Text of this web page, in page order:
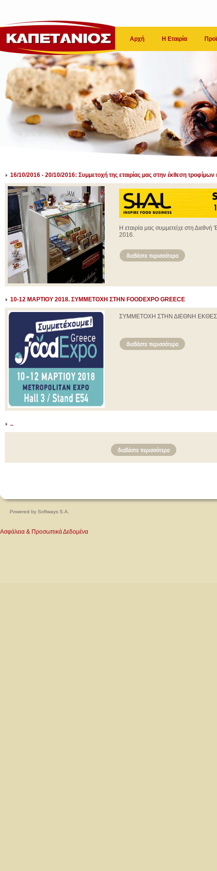
Αρχή Η Εταιρία
16/10/2016 - 20/10/2016: Συμμετοχή της εταιρίας μας στην έκθεση
Η εταιρία μας συμμετείχε στη
2016.
10-12 ΜΑΡΤΙΟΥ 2018. ΣΥΜΜΕΤΟΧΗ ΣΤΗΝ FOODEXPO GREECE
ΣΥΜΜΕΤΟΧΗ ΣΤΗΝ ΔΙΕΘΝΗ
..
Powered by Softways S.A.
Ασφάλεια & Προσωπικά Δεδομένα